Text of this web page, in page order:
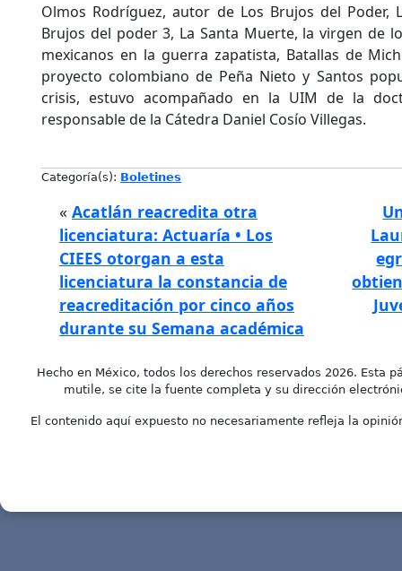
Olmos Rodríguez, autor de Los Brujos del Poder,
Brujos del poder 3, La Santa Muerte, la virgen de
mexicanos en la guerra zapatista, Batallas de
proyecto colombiano de Peña Nieto y Santos
crisis, estuvo acompañado en la UIM de la
responsable de la Cátedra Daniel Cosío Villegas.
Categoría(s): Boletines
« Acatlán reacredita otra
licenciatura: Actuaría • Los
CIEES otorgan a esta
licenciatura la constancia de
reacreditación por cinco años
durante su Semana académica
Hecho en México, todos los derechos reservados 2026. Esta
mutile, se cite la fuente completa y su dirección
El contenido aquí expuesto no necesariamente refleja la